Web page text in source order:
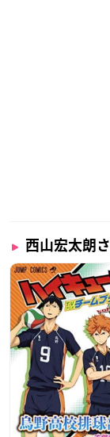
西山宏太朗